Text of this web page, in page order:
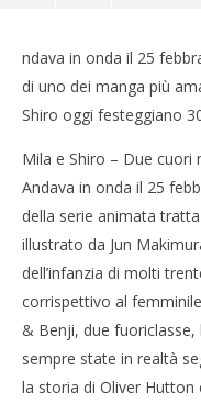
Mila e Shiro, due
anni: il sogno
ndava in onda il 25
di uno dei manga più
Shiro oggi festeggiano
Mila e Shiro – Due cuori
Andava in onda il 25
della serie animata
illustrato da Jun
dell’infanzia di molti
corrispettivo al
& Benji, due fuoriclasse,
sempre state in realtà
la storia di Oliver Hutton